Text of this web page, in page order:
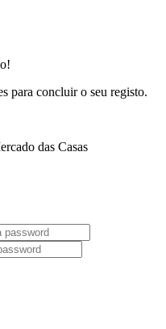
para concluir o seu registo.
das Casas